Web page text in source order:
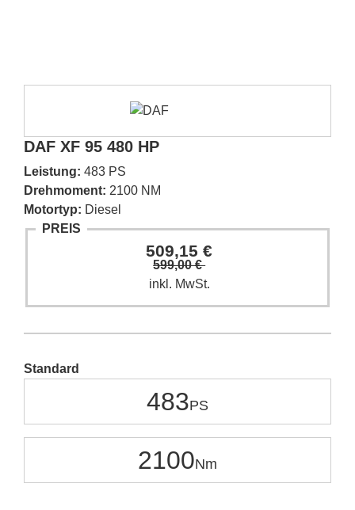
DAF XF 95 480 HP
Leistung: 483 PS
Drehmoment: 2100 NM
Motortyp: Diesel
PREIS
509,15 €
599,00 €
inkl. MwSt.
Standard
483
2100